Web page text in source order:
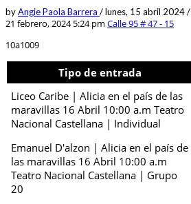
byAngie Paola Barrera /lunes, 15 abril 2024/
21 febrero, 2024 5:24 pm Calle 95 # 47 - 15
10a1009
Tipo de entrada
Liceo Caribe | Alicia en el país de las
maravillas 16 Abril 10:00 a.m Teatro
Nacional Castellana | Individual
Emanuel D'alzon | Alicia en el país de
las maravillas 16 Abril 10:00 a.m
Teatro Nacional Castellana | Grupo
20